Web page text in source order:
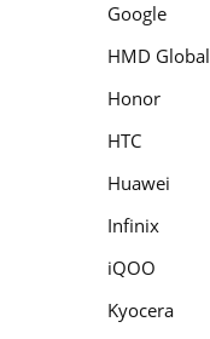
Google
HMD Global
Honor
HTC
Huawei
Infinix
iQOO
Kyocera